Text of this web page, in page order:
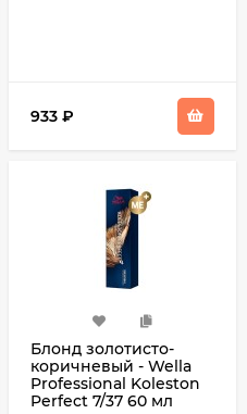
933 ₽
Блонд золотисто-
коричневый - Wella
Professional Koleston
Perfect 7/37 60 мл